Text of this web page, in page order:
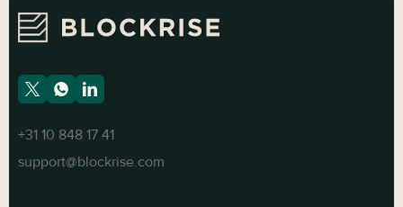
+31 10 848 17 41
support@blockrise.com